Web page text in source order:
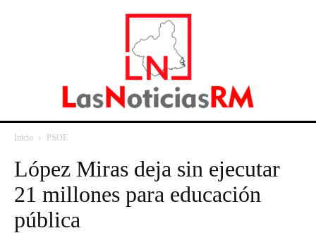
Inicio PSOE
López Miras deja sin ejecutar
21 millones para educación
pública